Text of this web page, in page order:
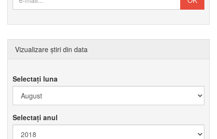
Vizualizare știri din data
Selectați luna
Selectați anul